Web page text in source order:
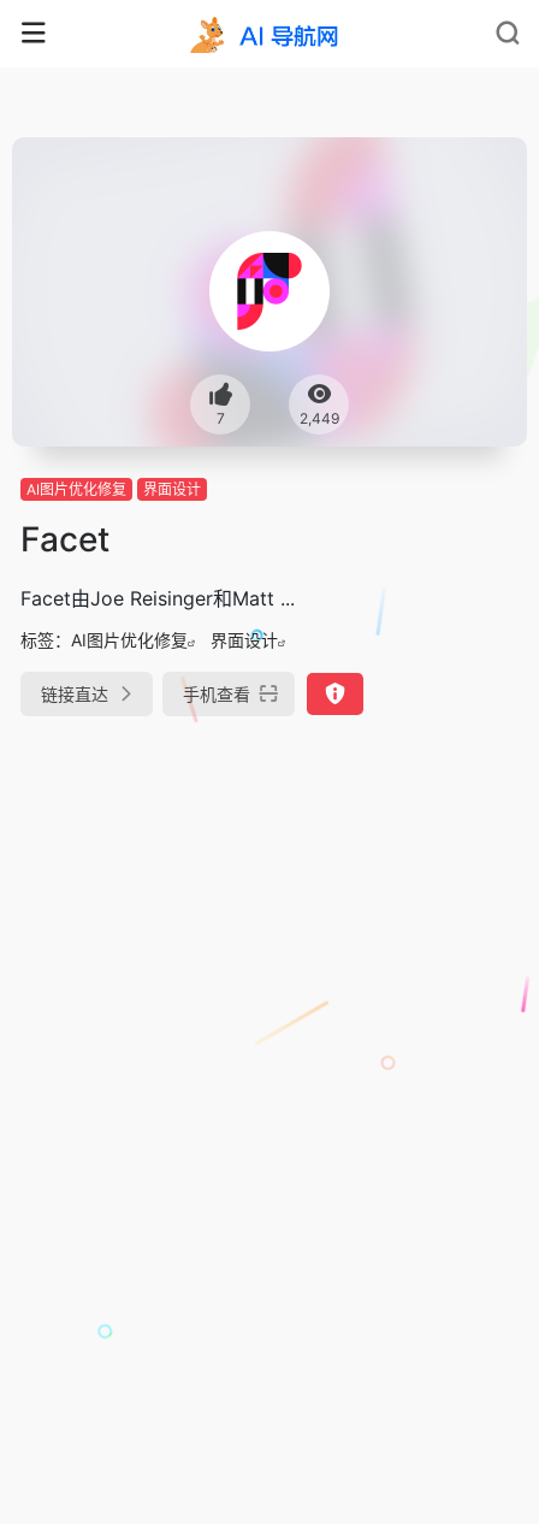
7 2,449
AI图片优化修复 界面设计
Facet
Facet由Joe Reisinger和Matt ...
标签： AI图片优化修复 界面设计
链接直达 手机查看